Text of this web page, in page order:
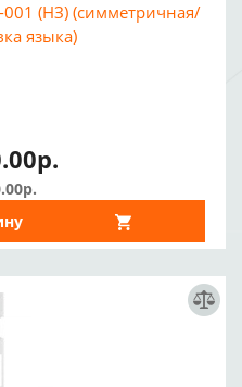
001 (НЗ) (симметричная/
языка)